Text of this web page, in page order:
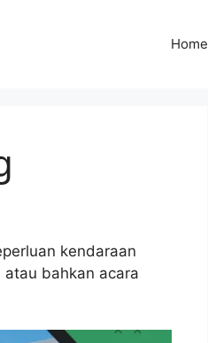
Home
kendaraan
bahkan acara